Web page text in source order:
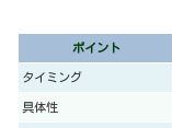
ポイント
タイミング
具体性